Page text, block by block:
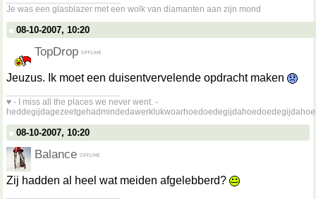
Je was een glasblazer met een wolk van diamanten aan zijn mond
08-10-2007, 10:20
TopDrop
Jeuzus. Ik moet een duisentvervelende opdracht maken
♥ - I miss all the places we never went. -
08-10-2007, 10:20
Balance
Zij hadden al heel wat meiden afgelebberd?